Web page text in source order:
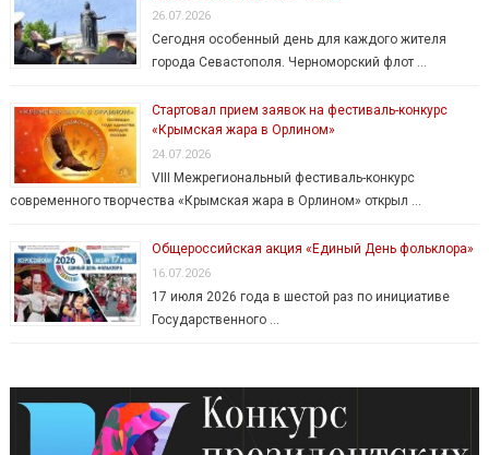
26.07.2026
Сегодня особенный день для каждого жителя
города Севастополя. Черноморский флот …
Стартовал прием заявок на фестиваль-конкурс
«Крымская жара в Орлином»
24.07.2026
VIII Межрегиональный фестиваль-конкурс
современного творчества «Крымская жара в Орлином» открыл …
Общероссийская акция «Единый День фольклора»
16.07.2026
17 июля 2026 года в шестой раз по инициативе
Государственного …